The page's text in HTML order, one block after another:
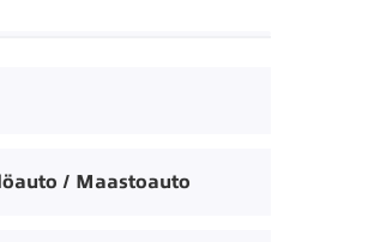
/ Maastoauto